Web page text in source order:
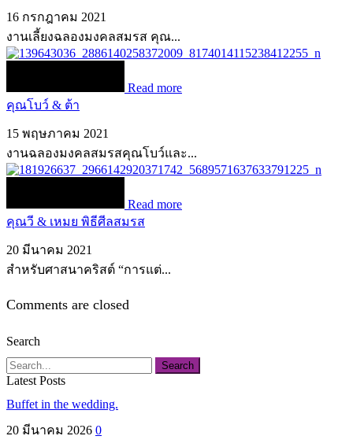
16 กรกฎาคม 2021
งานเลี้ยงฉลองมงคลสมรส คุณ...
Read more
คุณโบว์ & ต้า
15 พฤษภาคม 2021
งานฉลองมงคลสมรสคุณโบว์และ...
Read more
คุณวี & เหมย พิธีศีลสมรส
20 มีนาคม 2021
สำหรับศาสนาคริสต์ “การแต่...
Comments are closed
Search
Search
Latest Posts
Buffet in the wedding.
20 มีนาคม 2026 0